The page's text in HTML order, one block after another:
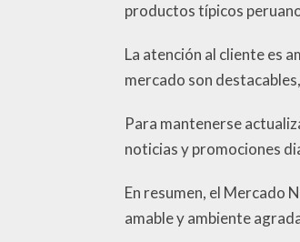
productos típicos
La atención al cliente es
mercado son
Para mantenerse
noticias y promociones
En resumen, el Mercado
amable y ambiente